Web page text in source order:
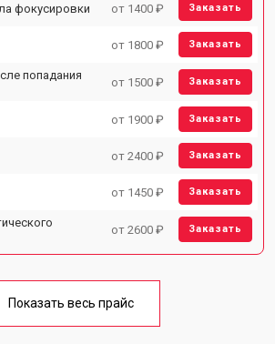
фокусировки от 1400 ₽ Заказать
от 1800 ₽ Заказать
попадания
от 1500 ₽ Заказать
от 1900 ₽ Заказать
от 2400 ₽ Заказать
от 1450 ₽ Заказать
от 2600 ₽ Заказать
Показать весь прайс